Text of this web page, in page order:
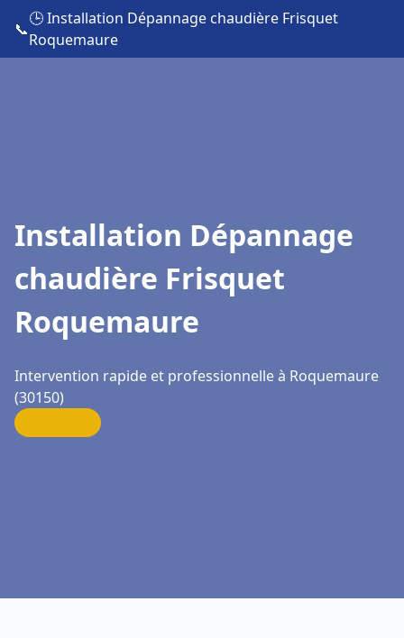
📞
🕒 Installation Dépannage chaudière Frisquet
Roquemaure
Installation Dépannage
chaudière Frisquet
Roquemaure
Intervention rapide et professionnelle à Roquemaure
(30150)